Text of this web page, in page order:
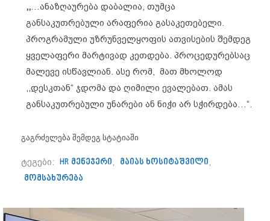
,,…ანაზღაურება დაბალია, თუმცა
განსაკუთრებული არაფერია გასაკეთებელი.
პროგრამული უზრუნველყოფის ათვისების შემდეგ
ყველაფერი მარტივად კეთდება. პროცედურებსაც
მალევე ისწავლიან. ასე რომ, მათ მხოლოდ
,,დესკთან“ ჯდომა და ღიმილი ევალებათ. ამას
განსაკუთრებული უნარები ან ნიჭი არ სჭირდება…“.
გაგრძელება შემდეგ სტატიაში
ტეგები: HR მენეჯერი, მაიას ხოსიტაშვილი,
მომსახურება